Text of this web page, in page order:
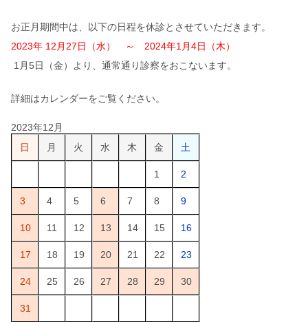
お正月期間中は、以下の日程を休診とさせていただきます。
2023年 12月27日（水） ～ 2024年1月4日（木）
1月5日（金）より、通常通り診察をおこないます。
詳細はカレンダーをご覧ください。
2023年12 月
日
月 火 水 木 金 土
1 2
3 4 5 6 7 8 9
10 11 12 13 14 15 16
17 18 19 20 21 22 23
24 25 26 27 28 29 30
31